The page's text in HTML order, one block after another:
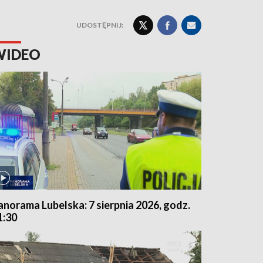
UDOSTĘPNIJ:
Lubelska: 7 sierpnia 2026, godz.